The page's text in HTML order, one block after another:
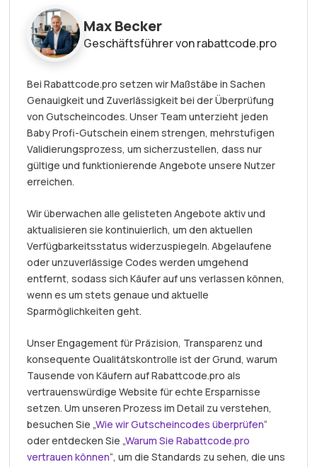
Max Becker
Geschäftsführer von rabattcode.pro
Bei Rabattcode.pro setzen wir Maßstäbe in Sachen
Genauigkeit und Zuverlässigkeit bei der Überprüfung
von Gutscheincodes. Unser Team unterzieht jeden
Baby Profi-Gutschein einem strengen, mehrstufigen
Validierungsprozess, um sicherzustellen, dass nur
gültige und funktionierende Angebote unsere Nutzer
erreichen.
Wir überwachen alle gelisteten Angebote aktiv und
aktualisieren sie kontinuierlich, um den aktuellen
Verfügbarkeitsstatus widerzuspiegeln. Abgelaufene
oder unzuverlässige Codes werden umgehend
entfernt, sodass sich Käufer auf uns verlassen können,
wenn es um stets genaue und aktuelle
Sparmöglichkeiten geht.
Unser Engagement für Präzision, Transparenz und
konsequente Qualitätskontrolle ist der Grund, warum
Tausende von Käufern auf Rabattcode.pro als
vertrauenswürdige Website für echte Ersparnisse
setzen. Um unseren Prozess im Detail zu verstehen,
besuchen Sie „Wie wir Gutscheincodes überprüfen“
oder entdecken Sie „Warum Sie Rabattcode.pro
vertrauen können“, um die Standards zu sehen, die uns